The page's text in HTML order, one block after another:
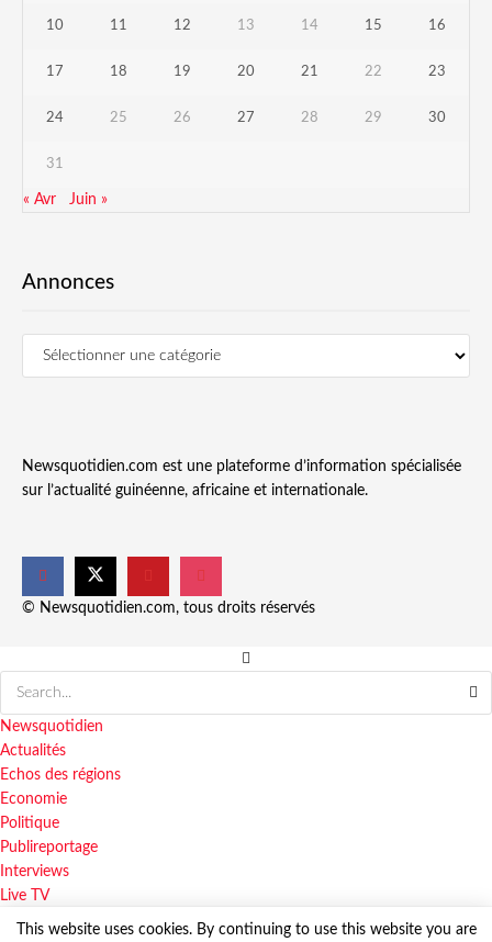
10 11 12 13 14 15 16
17 18 19 20 21 22 23
24 25 26 27 28 29 30
31
« Avr Juin »
Annonces
Newsquotidien.com est une plateforme d’information spécialisée
sur l’actualité guinéenne, africaine et internationale.
© Newsquotidien.com, tous droits réservés
Newsquotidien
Actualités
Echos des régions
Economie
Politique
Publireportage
Interviews
Live TV
This website uses cookies. By continuing to use this website you are